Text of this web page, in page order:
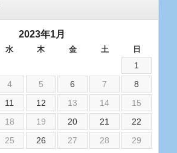
2023年1月
水 木 金 土 日
1
4 5 6 7
8
11 12 13 14
15
18 19 20 21
22
25 26 27 28
29